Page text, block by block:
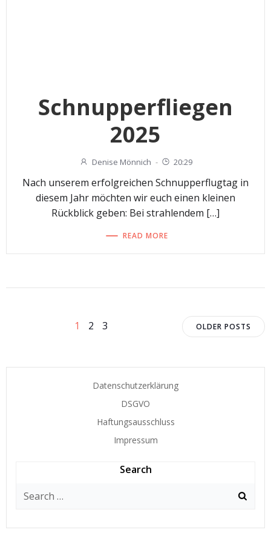
Schnupperfliegen
2025
Denise Mönnich - 20:29
Nach unserem erfolgreichen Schnupperflugtag in
diesem Jahr möchten wir euch einen kleinen
Rückblick geben: Bei strahlendem […]
READ MORE
navigation
Page
1 Page
2 Page
3
Posts
OLDER POSTS
Datenschutzerklärung
DSGVO
Haftungsausschluss
Impressum
Search
Search